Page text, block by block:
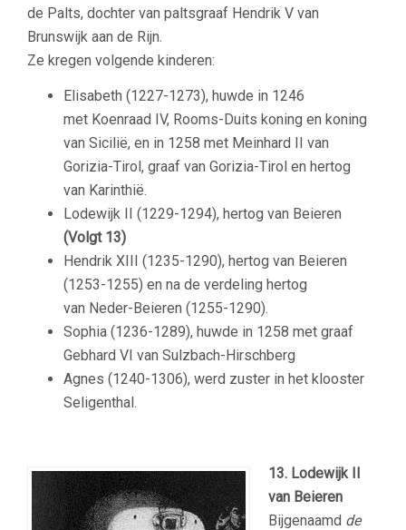
de Palts, dochter van paltsgraaf Hendrik V van
Brunswijk aan de Rijn.
Ze kregen volgende kinderen:
Elisabeth (1227-1273), huwde in 1246
met Koenraad IV, Rooms-Duits koning en koning
van Sicilië, en in 1258 met Meinhard II van
Gorizia-Tirol, graaf van Gorizia-Tirol en hertog
van Karinthië.
Lodewijk II (1229-1294), hertog van Beieren
(Volgt 13)
Hendrik XIII (1235-1290), hertog van Beieren
(1253-1255) en na de verdeling hertog
van Neder-Beieren (1255-1290).
Sophia (1236-1289), huwde in 1258 met graaf
Gebhard VI van Sulzbach-Hirschberg
Agnes (1240-1306), werd zuster in het klooster
Seligenthal.
13. Lodewijk II
van Beieren
Bijgenaamd de